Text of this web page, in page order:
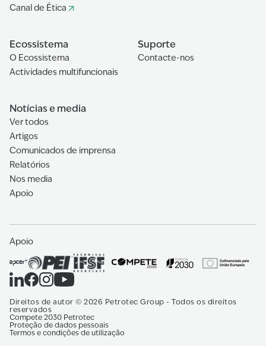
Canal de Ética
Ecossistema
O Ecossistema
Actividades multifuncionais
Suporte
Contacte-nos
Notícias e media
Ver todos
Artigos
Comunicados de imprensa
Relatórios
Nos media
Apoio
Apoio
Direitos de autor © 2026 Petrotec Group - Todos os direitos
reservados
Compete 2030 Petrotec
Proteção de dados pessoais
Termos e condições de utilização